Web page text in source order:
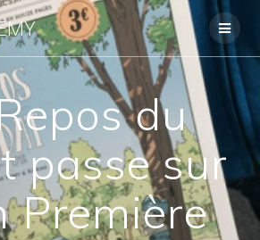
Passer
au
contenu
du
passe sur
Première